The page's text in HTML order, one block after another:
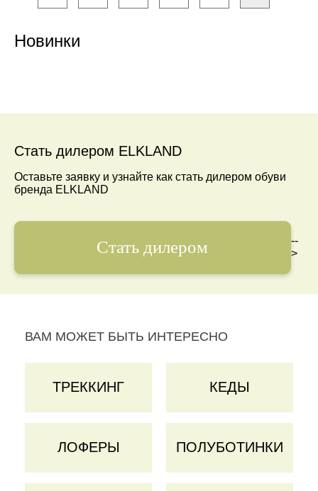
Новинки
Стать дилером ELKLAND
Оставьте заявку и узнайте как стать дилером обуви
бренда ELKLAND
Стать дилером
--
>
ВАМ МОЖЕТ БЫТЬ ИНТЕРЕСНО
ТРЕККИНГ КЕДЫ
ЛОФЕРЫ ПОЛУБОТИНКИ